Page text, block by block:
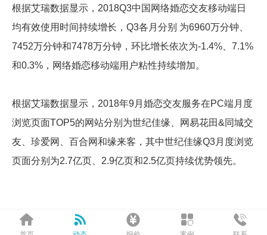
根据艾瑞数据显示，2018Q3中国网络婚恋交友移动端日
均有效使用时间持续增长，Q3各月分别 为6960万分钟、
7452万分钟和7478万分钟，环比增长依次为-1.4%、7.1%
和0.3%，网络婚恋移动端用户粘性持续增加。
根据艾瑞数据显示，2018年9月婚恋交友服务在PC端月度
浏览页面TOP5的网站分别为世纪佳缘、网易花田&同城交
友、珍爱网、百合网和缘来客，其中世纪佳缘Q3月度浏览
页面分别为2.7亿页、2.9亿页和2.5亿页持续优势领先。
    